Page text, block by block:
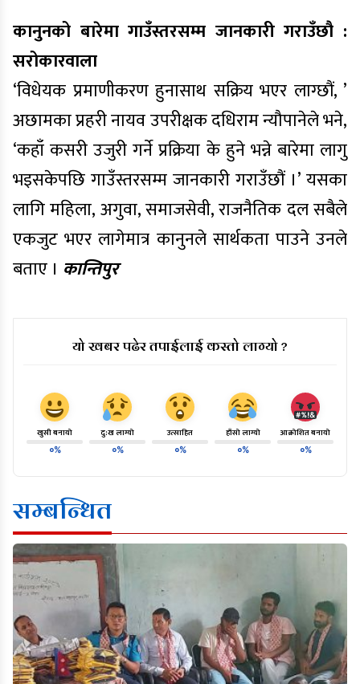
कानुनको बारेमा गाउँस्तरसम्म जानकारी गराउँछौ :
सरोकारवाला
‘विधेयक प्रमाणीकरण हुनासाथ सक्रिय भएर लाग्छौं, ’
अछामका प्रहरी नायव उपरीक्षक दधिराम न्यौपानेले भने,
‘कहाँ कसरी उजुरी गर्ने प्रक्रिया के हुने भन्ने बारेमा लागु
भइसकेपछि गाउँस्तरसम्म जानकारी गराउँछौं ।’ यसका
लागि महिला, अगुवा, समाजसेवी, राजनैतिक दल सबैले
एकजुट भएर लागेमात्र कानुनले सार्थकता पाउने उनले
बताए । कान्तिपुर
यो खबर पढेर तपाईलाई कस्तो लाग्यो ?
खुसी बनायो
०%
दु:ख लाग्यो
०%
उत्साहित
०%
हाँसो लाग्यो
०%
आक्रोशित बनायो
०%
सम्बन्धित